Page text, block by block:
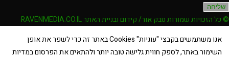
שליחה
© כל הזכויות שמורות טבק אור/ קידום ובניית האתר RAVENMEDIA.CO.IL
אנו משתמשים בקבצי "עוגיות" Cookies באתר זה כדי לשפר את אופן
השימור באתר, לספק חווית גלישה טובה יותר ולהתאים את הפרסום במדיות